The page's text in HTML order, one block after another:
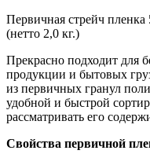
Первичная стрейч
(нетто 2,0 кг.)
Прекрасно подходит для
продукции и бытовых
из первичных гранул
удобной и быстрой
рассматривать его
Свойства первичной